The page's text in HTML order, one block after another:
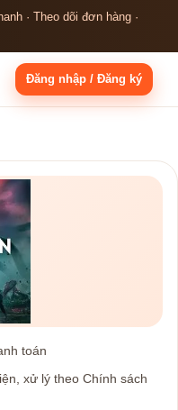
· Theo dõi đơn hàng ·
Đăng nhập / Đăng ký
toán
xử lý theo Chính sách